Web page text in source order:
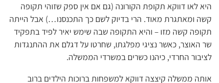
היא לאו דווקא תקופת הקורונה (גם אם אין ספק שזוהי תקופה
קשה ומאתגרת מאוד. הרי בדיוק לשם כך התכנסנו…) אבל הייתה
תקופה קשה מזו – והיא התקופה שבה שימש יאיר לפיד בתפקיד
שר האוצר, כאשר נציגי מפלגתו, שחרטו על דגלם את ההתנגדות
לציבור החרדי, כיהנו כשרים במשרדי הממשלה.
אותה ממשלה קיצצה דווקא למשפחות ברוכות הילדים ברוב